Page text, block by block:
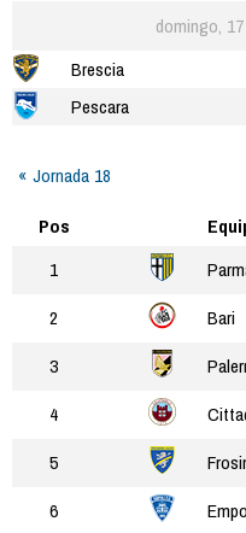
domingo,
Brescia
Pescara
Jornada 18
Pos
1
2
Bari
3
4
5
6